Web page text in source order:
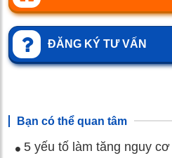
ĐĂNG KÝ TƯ VẤN
Bạn có thể quan tâm
5 yếu tố làm tăng nguy